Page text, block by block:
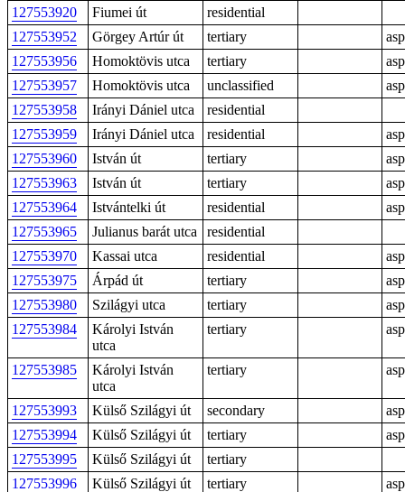
127553920
Fiumei út
residential
127553952
Görgey Artúr út tertiary
127553956
Homoktövis utca tertiary
127553957
Homoktövis utca unclassified
127553958
Irányi Dániel utca
residential
127553959
Irányi Dániel utca residential
127553960
István út tertiary
127553963
István út tertiary
127553964
Istvántelki út residential
127553965
Julianus barát utca
residential
127553970
Kassai utca residential
127553975
Árpád út tertiary
127553980
Szilágyi utca tertiary
127553984
Károlyi István
utca
tertiary
127553985
Károlyi István
utca
tertiary
127553993 Külső Szilágyi út secondary
127553994
Külső Szilágyi út tertiary
127553995
Külső Szilágyi út
tertiary
127553996
Külső Szilágyi út tertiary